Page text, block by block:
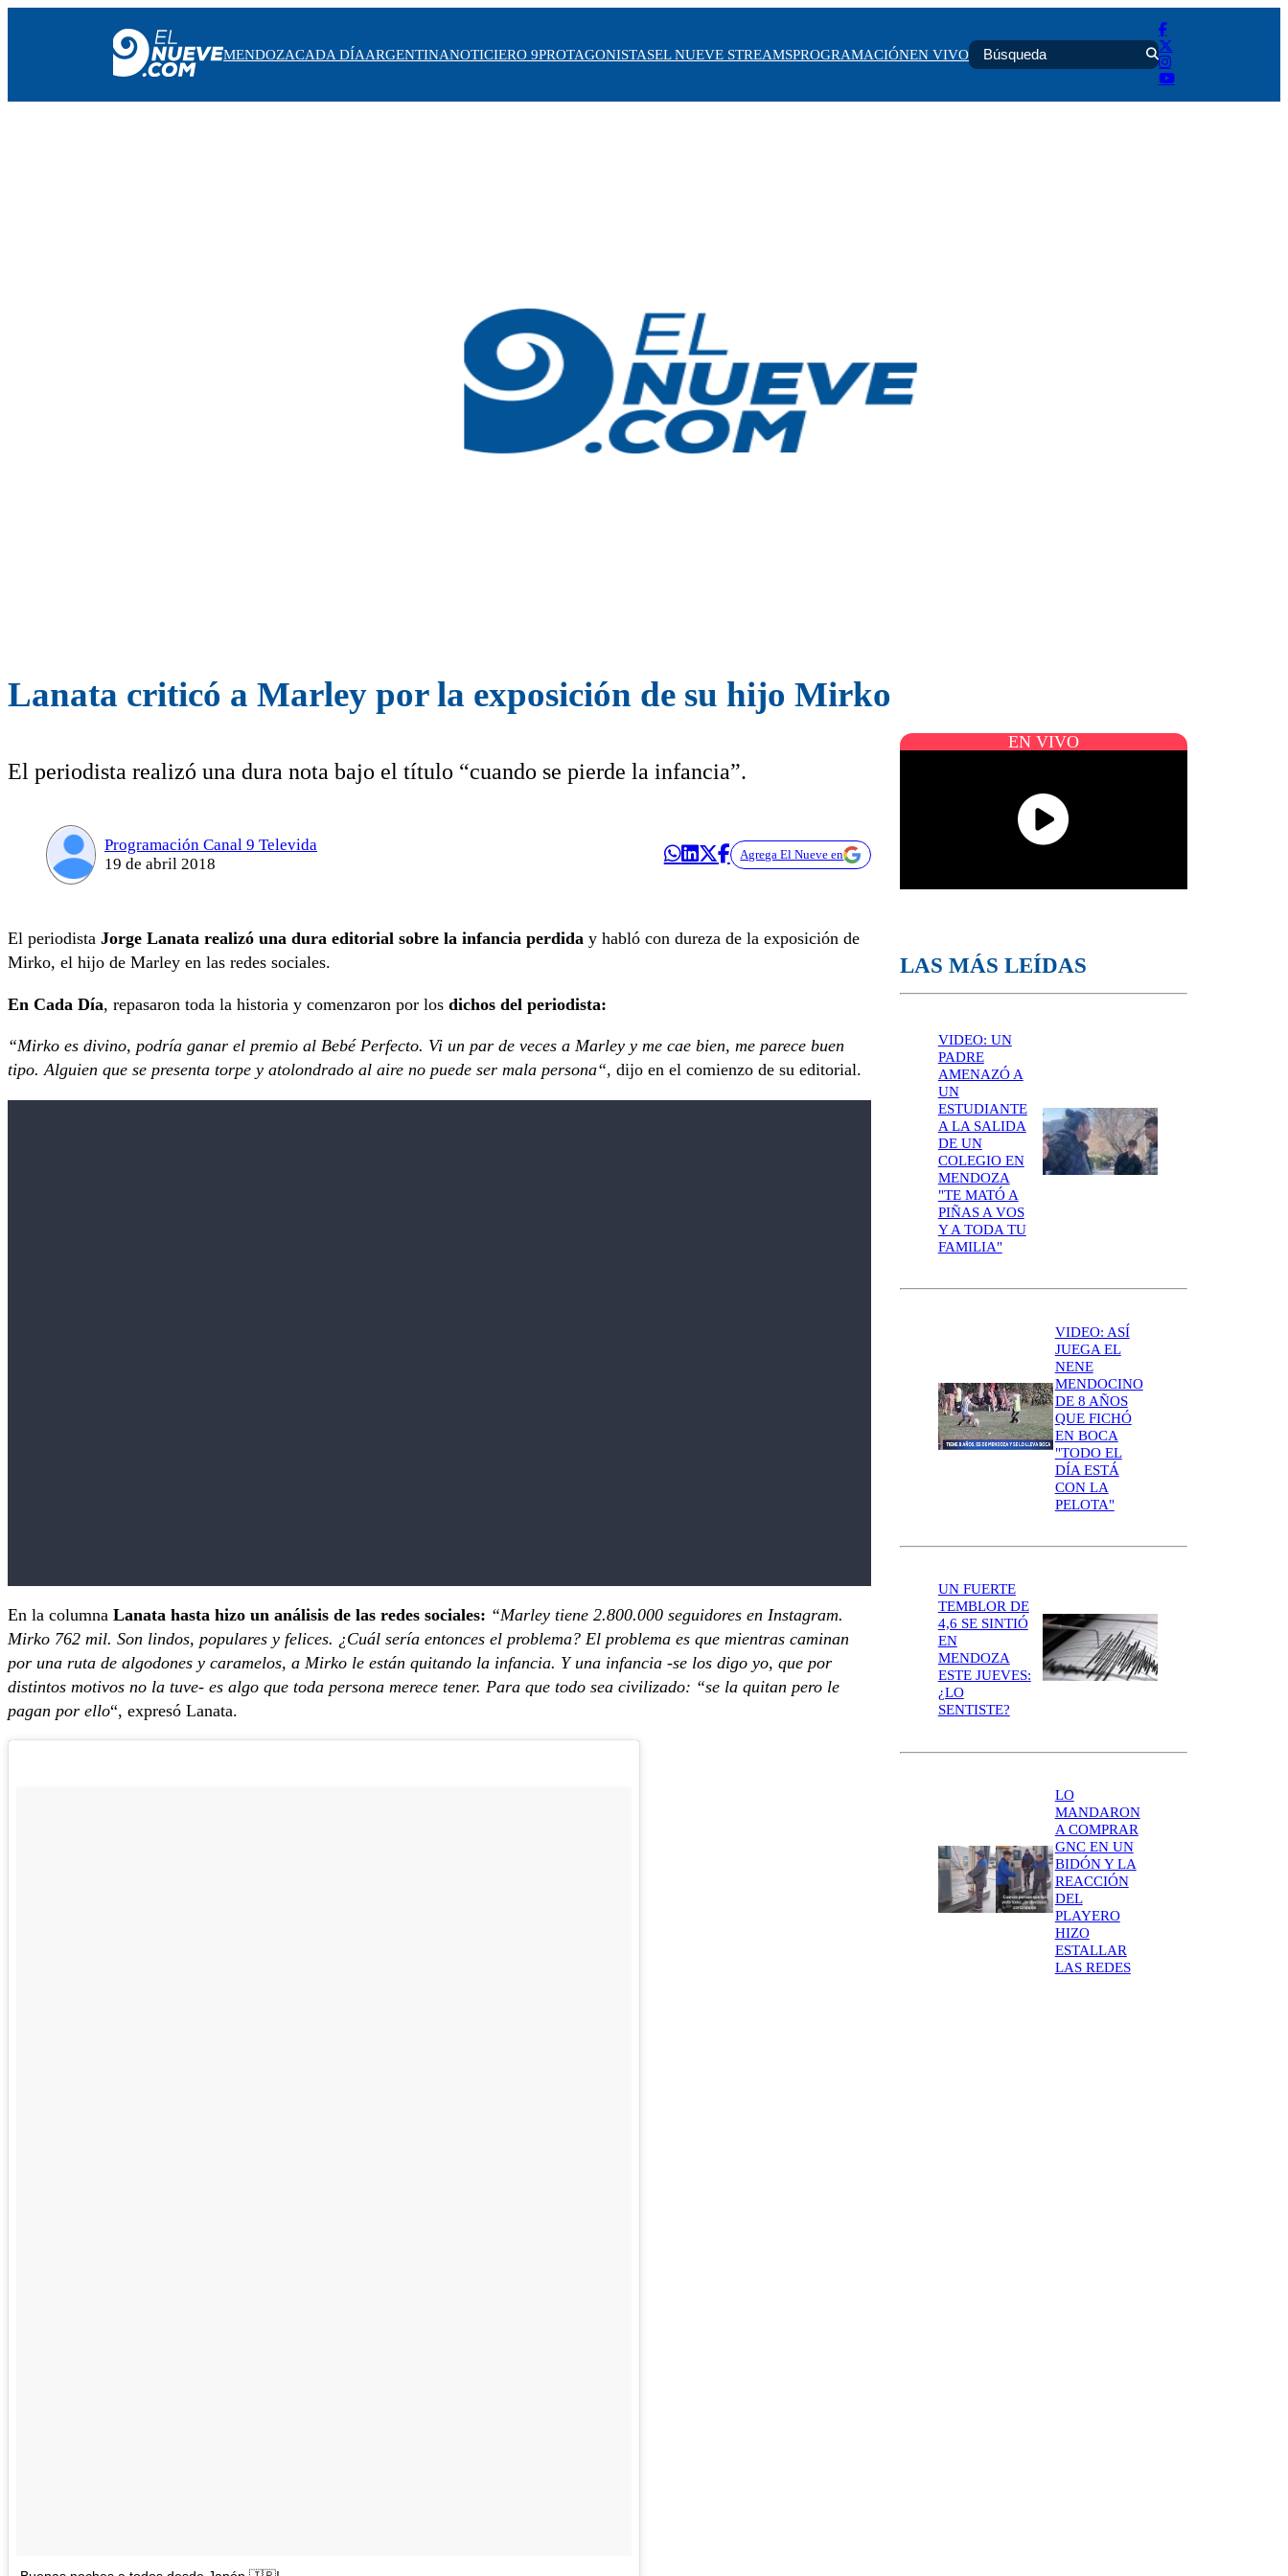
MENDOZACADA DÍAARGENTINANOTICIERO 9PROTAGONISTASEL NUEVE STREAMSPROGRAMACIÓNEN VIVO
Lanata criticó a Marley por la exposición de su hijo Mirko
El periodista realizó una dura nota bajo el título “cuando se pierde la infancia”.
Programación Canal 9 Televida
19 de abril 2018
Agrega El Nueve en
El periodista Jorge Lanata realizó una dura editorial sobre la infancia perdida y habló con dureza de la exposición de
Mirko, el hijo de Marley en las redes sociales.
En Cada Día, repasaron toda la historia y comenzaron por los dichos del periodista:
“Mirko es divino, podría ganar el premio al Bebé Perfecto. Vi un par de veces a Marley y me cae bien, me parece buen
tipo. Alguien que se presenta torpe y atolondrado al aire no puede ser mala persona“, dijo en el comienzo de su editorial.
En la columna Lanata hasta hizo un análisis de las redes sociales: “Marley tiene 2.800.000 seguidores en Instagram.
Mirko 762 mil. Son lindos, populares y felices. ¿Cuál sería entonces el problema? El problema es que mientras caminan
por una ruta de algodones y caramelos, a Mirko le están quitando la infancia. Y una infancia -se los digo yo, que por
distintos motivos no la tuve- es algo que toda persona merece tener. Para que todo sea civilizado: “se la quitan pero le
pagan por ello“, expresó Lanata.
EN VIVO
LAS MÁS LEÍDAS
VIDEO: UN
PADRE
AMENAZÓ A
UN
ESTUDIANTE
A LA SALIDA
DE UN
COLEGIO EN
MENDOZA
"TE MATÓ A
PIÑAS A VOS
Y A TODA TU
FAMILIA"
VIDEO: ASÍ
JUEGA EL
NENE
MENDOCINO
DE 8 AÑOS
QUE FICHÓ
EN BOCA
"TODO EL
DÍA ESTÁ
CON LA
PELOTA"
UN FUERTE
TEMBLOR DE
4,6 SE SINTIÓ
EN
MENDOZA
ESTE JUEVES:
¿LO
SENTISTE?
LO
MANDARON
A COMPRAR
GNC EN UN
BIDÓN Y LA
REACCIÓN
DEL
PLAYERO
HIZO
ESTALLAR
LAS REDES